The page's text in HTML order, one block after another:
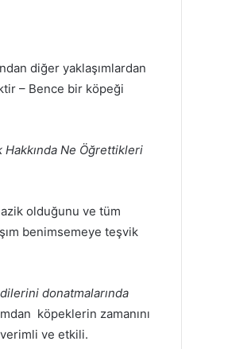
diğer yaklaşımlardan
– Bence bir köpeği
Ne Öğrettikleri
olduğunu ve tüm
benimsemeye teşvik
donatmalarında
köpeklerin zamanını
verimli ve etkili.